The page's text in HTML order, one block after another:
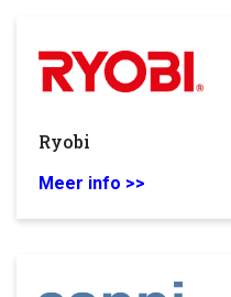
Ryobi
Meer info >>